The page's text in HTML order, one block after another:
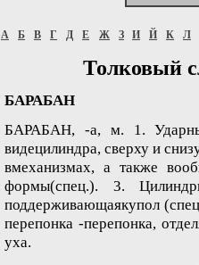
А Б В Г Д Е Ж З И Й К Л
Толковый
БАРАБАН
БАРАБАН, -а, м. 1.
видецилиндра, сверху и
вмеханизмах, а также
формы(спец.). 3.
поддерживающаякупол
перепонка -перепонка,
уха.